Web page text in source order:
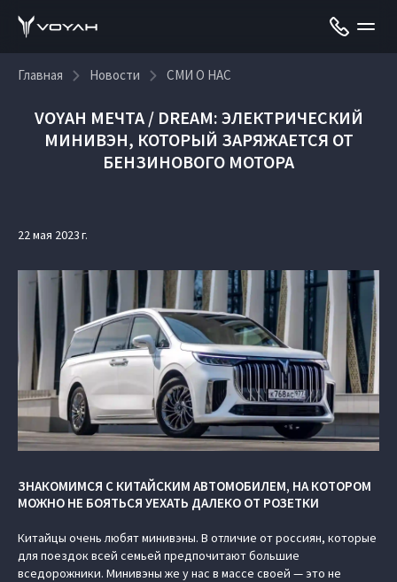
Главная Новости СМИ О НАС
VOYAH МЕЧТА / DREAM: ЭЛЕКТРИЧЕСКИЙ
МИНИВЭН, КОТОРЫЙ ЗАРЯЖАЕТСЯ ОТ
БЕНЗИНОВОГО МОТОРА
22 мая 2023 г.
ЗНАКОМИМСЯ С КИТАЙСКИМ АВТОМОБИЛЕМ, НА КОТОРОМ
МОЖНО НЕ БОЯТЬСЯ УЕХАТЬ ДАЛЕКО ОТ РОЗЕТКИ
Китайцы очень любят минивэны. В отличие от россиян, которые
для поездок всей семьей предпочитают большие
вседорожники. Минивэны же у нас в массе своей — это не